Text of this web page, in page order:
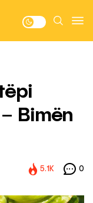
Bimën
5.1K 0